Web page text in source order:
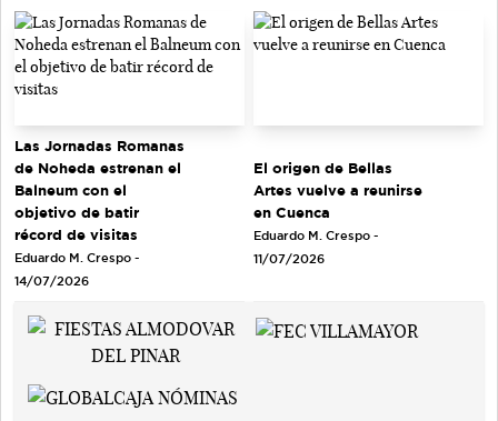
Las Jornadas Romanas
de Noheda estrenan el
Balneum con el
objetivo de batir
récord de visitas
Eduardo M. Crespo -
14/07/2026
El origen de Bellas
Artes vuelve a reunirse
en Cuenca
Eduardo M. Crespo -
11/07/2026